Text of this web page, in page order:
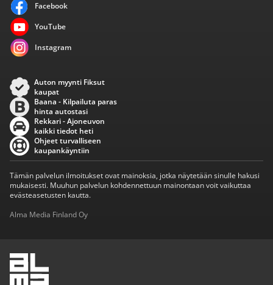
Facebook
YouTube
Instagram
Auton myynti Fiksut
kaupat
Baana - Kilpailuta paras
hinta autostasi
Rekkari - Ajoneuvon
kaikki tiedot heti
Ohjeet turvalliseen
kaupankäyntiin
Tämän palvelun ilmoitukset ovat mainoksia, jotka näytetään sinulle hakusi
mukaisesti. Muuhun palvelun kohdennettuun mainontaan voit vaikuttaa
evästeasetusten kautta.
Alma Media Finland Oy